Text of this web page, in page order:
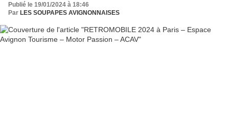
Publié le 19/01/2024 à 18:46
Par LES SOUPAPES AVIGNONNAISES